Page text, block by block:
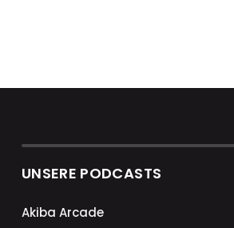
UNSERE PODCASTS
Akiba Arcade